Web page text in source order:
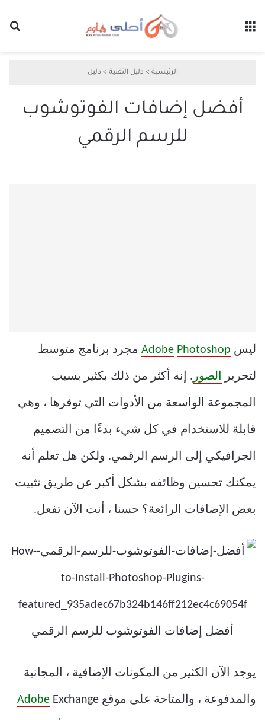
الرئيسية > دليل التقنية > دليل
أفضل إضافات الفوتوشوب
للرسم الرقمي
ليس Adobe Photoshop مجرد برنامج متوسط
لتحرير الصور . إنه أكثر من ذلك بكثير بسبب
المجموعة الواسعة من الأدوات التي توفرها ، وهي
قابلة للاستخدام في كل شيء بدءًا من التصميم
الجرافيكي إلى الرسم الرقمي. ولكن هل تعلم أنه
يمكنك تحسين وظائفه بشكل أكبر عن طريق تثبيت
بعض الإضافات الرائعة؟ حسنا ، أنت الآن تفعل.
يوجد الآن الكثير من المكونات الإضافية ، المجانية
والمدفوعة ، والمتاحة على موقع Adobe Exchange